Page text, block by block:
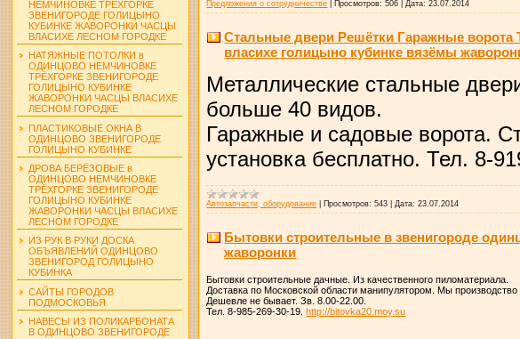
НЕМЧИНОВКЕ ТРЁХГОРКЕ
ЗВЕНИГОРОДЕ ГОЛИЦЫНО
КУБИНКЕ ЖАВОРОНКИ ЧАСЦЫ
ВЛАСИХЕ ЛЕСНОМ ГОРОДКЕ
НАТЯЖНЫЕ ПОТОЛКИ в
ОДИНЦОВО НЕМЧИНОВКЕ
ТРЁХГОРКЕ ЗВЕНИГОРОДЕ
ГОЛИЦЫНО КУБИНКЕ
ЖАВОРОНКИ ЧАСЦЫ ВЛАСИХЕ
ЛЕСНОМ ГОРОДКЕ
ПЛАСТИКОВЫЕ ОКНА В
ОДИНЦОВО ЗВЕНИГОРОДЕ
ГОЛИЦЫНО КУБИНКЕ
ДРОВА БЕРЁЗОВЫЕ в
ОДИНЦОВО НЕМЧИНОВКЕ
ТРЁХГОРКЕ ЗВЕНИГОРОДЕ
ГОЛИЦЫНО КУБИНКЕ
ЖАВОРОНКИ ЧАСЦЫ ВЛАСИХЕ
ЛЕСНОМ ГОРОДКЕ
ИЗ РУК В РУКИ ДОСКА
ОБЪЯВЛЕНИЙ ОДИНЦОВО
ЗВЕНИГОРОД ГОЛИЦЫНО
КУБИНКА
САЙТЫ ГОРОДОВ
ПОДМОСКОВЬЯ
НАВЕСЫ ИЗ ПОЛИКАРБОНАТА
В ОДИНЦОВО ЗВЕНИГОРОДЕ
Предложения о сотрудничестве Просмотров: 506 Дата: 23.07.2014
Стальные двери Решётки Гаражные ворота
власихе голицыно кубинке вязёмы
Металлические стальные
больше 40 видов.
Гаражные и садовые ворота.
установка бесплатно. Тел. 8-
Автозапчасти, оборудование Просмотров: 543 Дата: 23.07.2014
Бытовки строительные в звенигороде
жаворонки
Бытовки строительные дачные. Из качественного пиломатериала.
Доставка по Московской области манипулятором. Мы производство
Дешевле не бывает. Зв. 8.00-22.00.
Тел. 8-985-269-30-19. http://bitovka20.moy.su